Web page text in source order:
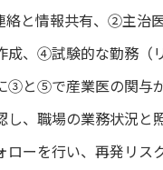
と情報共有、②主治
成、④試験的な勤務（
③と⑤で産業医の関与
し、職場の業務状況と
ーを行い、再発リス